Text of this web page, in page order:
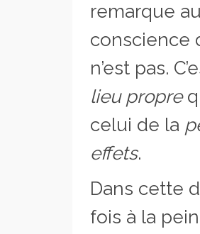
remarque
conscience
n’est pas.
lieu propre
celui de la
effets.
Dans cette
fois à la